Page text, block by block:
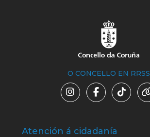
O CONCELLO EN RRSS
Atención á cidadanía